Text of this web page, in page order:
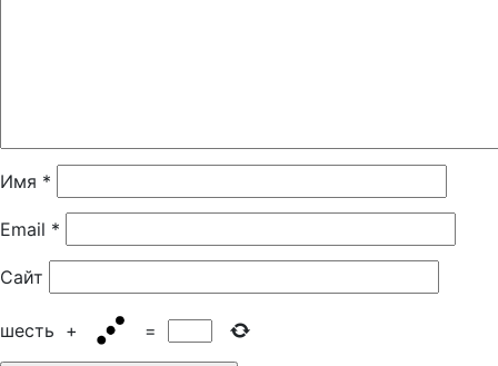
Имя *
Email *
Сайт
шесть + =